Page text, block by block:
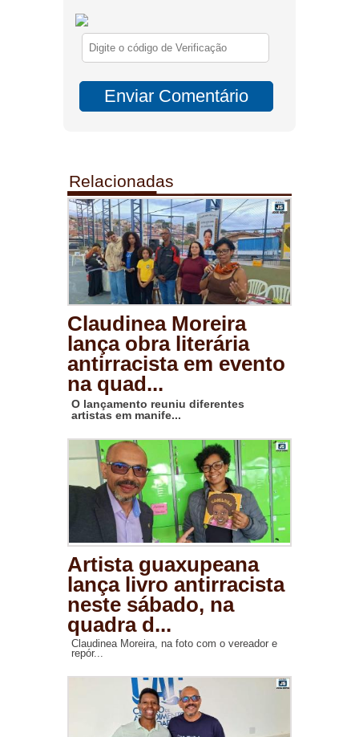
Relacionadas
Claudinea Moreira
lança obra literária
antirracista em evento
na quad...
O lançamento reuniu diferentes
artistas em manife...
Artista guaxupeana
lança livro antirracista
neste sábado, na
quadra d...
Claudinea Moreira, na foto com o vereador e
repór...